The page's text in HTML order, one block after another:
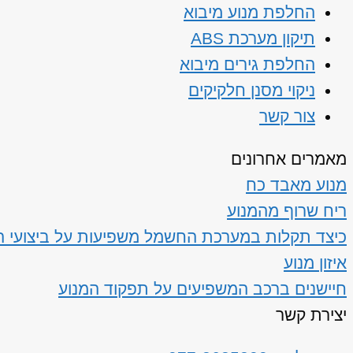
החלפת מנוע מיבוא
תיקון מערכת ABS
החלפת גירים מיבוא
ניקוי מסנן חלקיקים
צור קשר
מאמרים אחרונים
מנוע מאבד כח
ריח שרוף מהמנוע
כיצד תקלות במערכת החשמל משפיעות על ביצועי
איזון מנוע
חיישנים ברכב המשפיעים על תפקוד המנוע
יצירת קשר